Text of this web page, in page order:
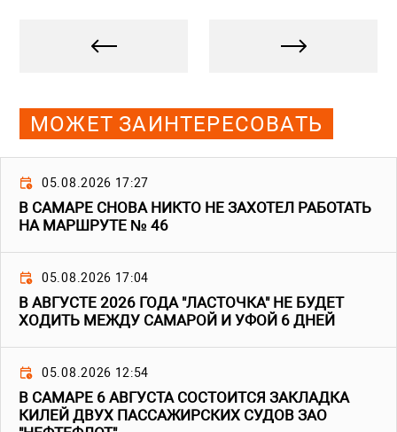
МОЖЕТ ЗАИНТЕРЕСОВАТЬ
05.08.2026 17:27
В САМАРЕ СНОВА НИКТО НЕ ЗАХОТЕЛ РАБОТАТЬ
НА МАРШРУТЕ № 46
05.08.2026 17:04
В АВГУСТЕ 2026 ГОДА "ЛАСТОЧКА" НЕ БУДЕТ
ХОДИТЬ МЕЖДУ САМАРОЙ И УФОЙ 6 ДНЕЙ
05.08.2026 12:54
В САМАРЕ 6 АВГУСТА СОСТОИТСЯ ЗАКЛАДКА
КИЛЕЙ ДВУХ ПАССАЖИРСКИХ СУДОВ ЗАО